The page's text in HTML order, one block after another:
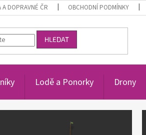
A DOPRAVNÉ ČR OBCHODNÍ PODMÍNKY
HLEDAT
Lodě a Ponorky Drony